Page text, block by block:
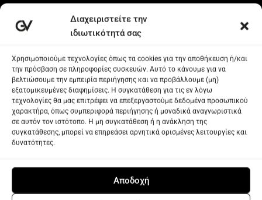
Διαχείριση
Πολιτική CookiesΌροι και προυποθέσεις